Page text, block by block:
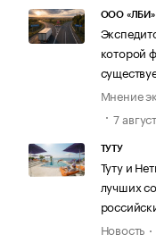
ООО «ЛБИ»
которой
Мнение
7
ТУТУ
Туту и
лучших
Новость